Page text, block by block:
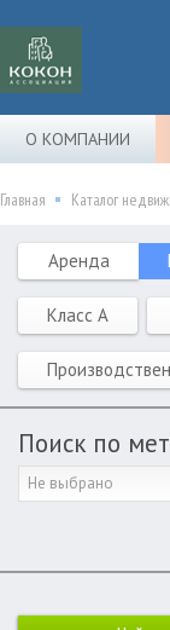
О КОМПАНИИ
Главная Каталог
Аренда
Класс A
Поиск по
Не выбрано